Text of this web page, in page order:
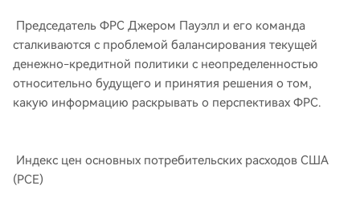
Председатель ФРС Джером Пауэлл и его команда
сталкиваются с проблемой балансирования текущей
денежно-кредитной политики с неопределенностью
относительно будущего и принятия решения о том,
какую информацию раскрывать о перспективах ФРС.
Индекс цен основных потребительских расходов США
(PCE)